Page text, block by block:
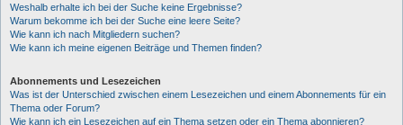
Weshalb erhalte ich bei der Suche keine Ergebnisse?
Warum bekomme ich bei der Suche eine leere Seite?
Wie kann ich nach Mitgliedern suchen?
Wie kann ich meine eigenen Beiträge und Themen finden?
Abonnements und Lesezeichen
Was ist der Unterschied zwischen einem Lesezeichen und einem Abonnements für ein
Thema oder Forum?
Wie kann ich ein Lesezeichen auf ein Thema setzen oder ein Thema abonnieren?